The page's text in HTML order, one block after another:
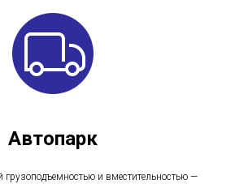
Автопарк
грузоподъемностью и вместительностью —